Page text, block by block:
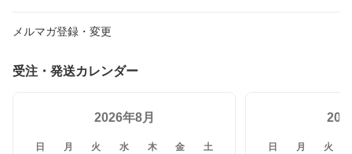
メルマガ登録・変更
受注・発送カレンダー
2026年8月
日 月 火 水 木 金 土 日 月 火